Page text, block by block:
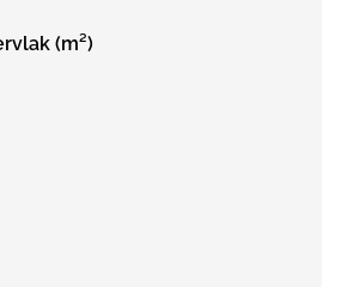
(m²)